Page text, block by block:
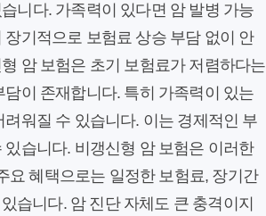
니다. 가족력이 있다면 암 발병 가능
기적으로 보험료 상승 부담 없이 안
암 보험은 초기 보험료가 저렴하다는
이 존재합니다. 특히 가족력이 있는
워질 수 있습니다. 이는 경제적인 부
습니다. 비갱신형 암 보험은 이러한
요 혜택으로는 일정한 보험료, 장기간
습니다. 암 진단 자체도 큰 충격이지